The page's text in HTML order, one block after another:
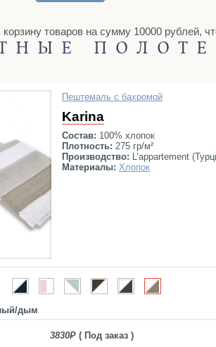
товаров на сумму 10000 рублей,
Пештемаль с бахромой
Karina
Состав: 100% хлопок
Плотность: 275 гр/м²
Производство: L’appartement
Материалы: Хлопок
дым
3830 ( Под заказ )